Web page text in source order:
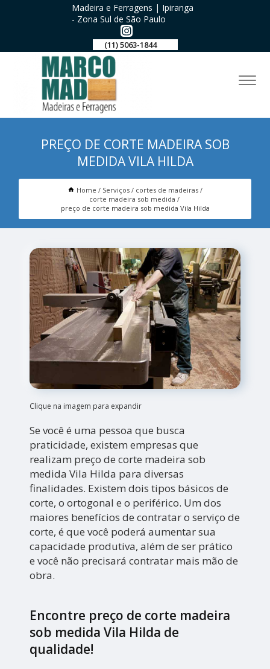
Madeira e Ferragens | Ipiranga
- Zona Sul de São Paulo
(11) 5063-1844
PREÇO DE CORTE MADEIRA SOB
MEDIDA VILA HILDA
Home Serviços
cortes de madeiras
corte madeira sob medida
preço de corte madeira sob medida Vila Hilda
Clique na imagem para expandir
Se você é uma pessoa que busca
praticidade, existem empresas que
realizam preço de corte madeira sob
medida Vila Hilda para diversas
finalidades. Existem dois tipos básicos de
corte, o ortogonal e o periférico. Um dos
maiores benefícios de contratar o serviço de
corte, é que você poderá aumentar sua
capacidade produtiva, além de ser prático
e você não precisará contratar mais mão de
obra.
Encontre preço de corte madeira
sob medida Vila Hilda de
qualidade!